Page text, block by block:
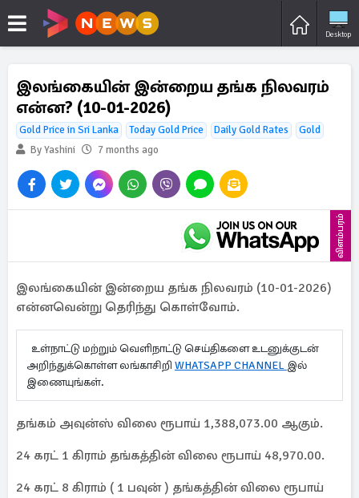
Desktop
இலங்கையின் இன்றைய தங்க நிலவரம்
என்ன? (10-01-2026)
Gold Price in Sri Lanka Today Gold Price Daily Gold Rates
Gold
By Yashini
7 months ago
விளம்பரம்
இலங்கையின் இன்றைய தங்க நிலவரம் (10-01-2026)
என்னவென்று தெரிந்து கொள்வோம்.
உள்நாட்டு மற்றும் வெளிநாட்டு செய்திகளை உடனுக்குடன்
அறிந்துக்கொள்ள லங்காசிறி WHATSAPP CHANNEL இல்
இணையுங்கள்.
தங்கம் அவுன்ஸ் விலை ரூபாய் 1,388,073.00 ஆகும்.
24 கரட் 1 கிராம் தங்கத்தின் விலை ரூபாய் 48,970.00.
24 கரட் 8 கிராம் ( 1 பவுன் ) தங்கத்தின் விலை ரூபாய்